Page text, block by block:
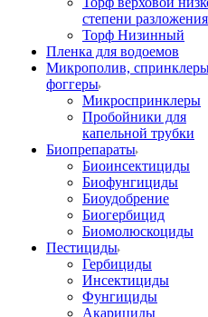
степени разложения
Торф Низинный
Пленка для водоемов
Микрополив,
фоггеры
Микроспринклеры
Пробойники для
капельной трубки
Биопрепараты
Биоинсектициды
Биофунгициды
Биоудобрение
Биогербицид
Биомолюскоциды
Пестициды
Гербициды
Инсектициды
Фунгициды
Акарициды